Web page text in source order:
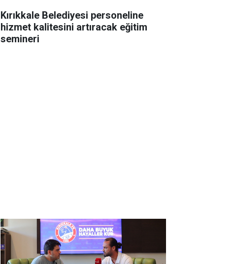
Kırıkkale Belediyesi personeline
hizmet kalitesini artıracak eğitim
semineri